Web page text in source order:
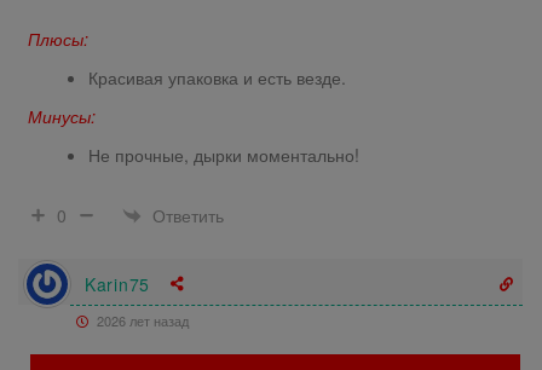
Плюсы:
Красивая упаковка и есть везде.
Минусы:
Не прочные, дырки моментально!
0 Ответить
Karin75
2026 лет назад